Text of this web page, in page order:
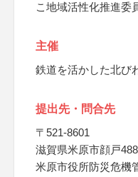
こ地域活性化推進委
主催
鉄道を活かした北び
提出先・問合先
〒521-8601
滋賀県米原市顔戸
米原市役所防災危機